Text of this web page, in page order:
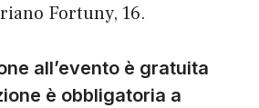
Fortuny, 16.
all’evento è gratuita
è obbligatoria a